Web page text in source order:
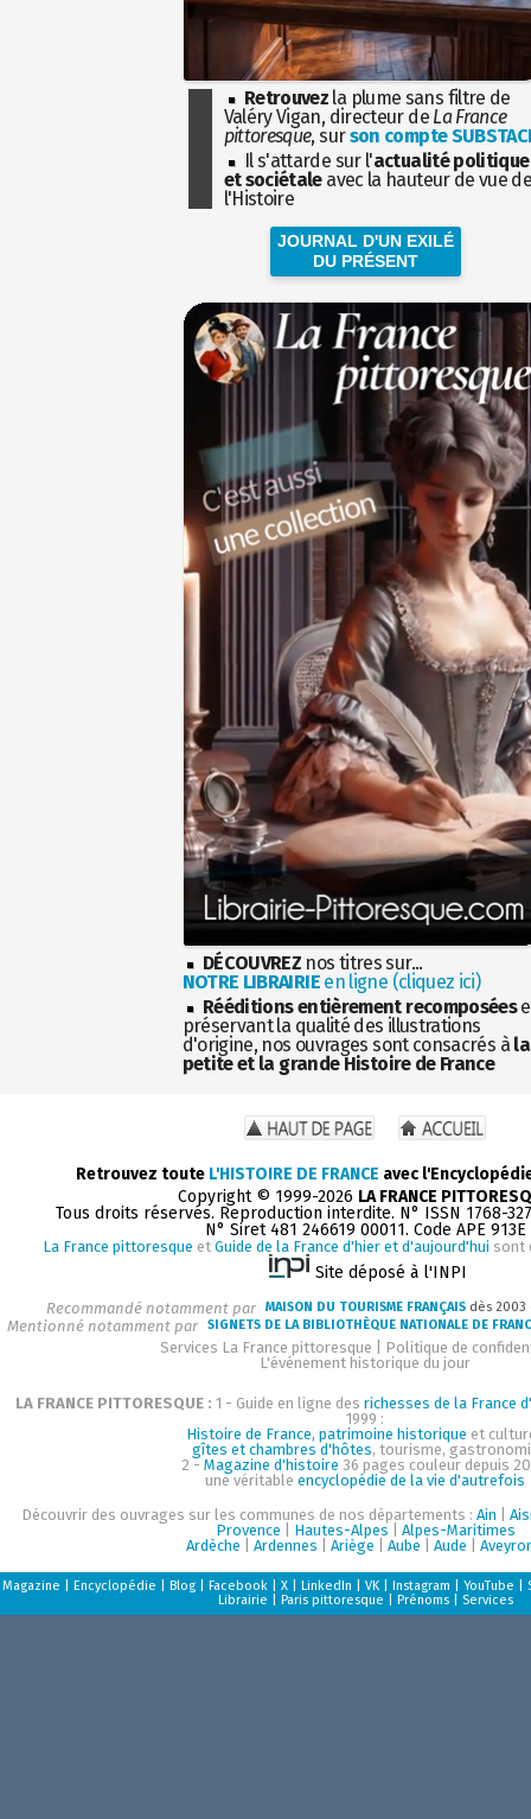
Retrouvez la plume sans filtre de
Valéry Vigan, directeur de La France
pittoresque, surson compte
Il s'attarde sur l'actualité politique
et sociétaleavec la hauteur de vue
l'Histoire
JOURNAL D'UN EXILÉ
DU PRÉSENT
DÉCOUVREZ nos titres sur...
NOTRE LIBRAIRIEen ligne (cliquez ici)
Rééditions entièrement recomposées
préservant la qualité des illustrations
d'origine, nos ouvrages sont consacrés à la
petite et la grande Histoire de France
Retrouvez toute L'HISTOIRE DE FRANCE avec
Copyright © 1999-2026 LA FRANCE
Tous droits réservés. Reproduction interdite. N° ISSN 1768-
N° Siret 481 246619 00011. Code APE 913E
La France pittoresque et Guide de la France d'hier et d'aujourd'hui sont
Site déposé à l'INPI
Recommandé notamment par MAISON DU TOURISME FRANÇAIS dès
Mentionné notamment par SIGNETS DE LA BIBLIOTHÈQUE NATIONALE DE
Services La France pittoresque
Politique de
L'événement historique du jour
LA FRANCE PITTORESQUE : 1 - Guide en ligne des richesses de la France
1999 :
Histoire de France, patrimoine historique et
gîtes et chambres d'hôtes, tourisme,
2 - Magazine d'histoire 36 pages couleur depuis
une véritable encyclopédie de la vie d'autrefois
Découvrir des ouvrages sur les communes de nos départements : Ain
Provence
Hautes-Alpes
Alpes-Maritimes
Ardèche
Ardennes Ariège Aube Aude
Magazine Encyclopédie Blog| Facebook| X| LinkedIn VK| Instagram YouTube
Librairie
Paris pittoresque Prénoms| Services